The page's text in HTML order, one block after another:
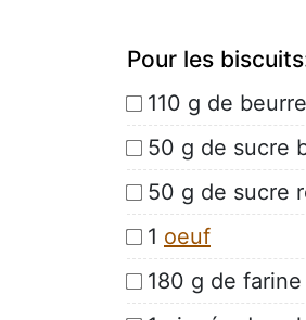
Pour les
110 g de
50 g de sucre
50 g de sucre
1 oeuf
180 g de farine